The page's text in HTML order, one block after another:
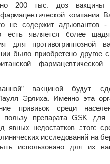
200 тыс. доз вакцины
компании
не содержит адъювантов -
есть является более
противогриппозной
было приобретено другое
фармацевтической
вакциной будут
Эрлиха. Именно эта
прививок среди
препарата GSK для
явных недостатков этого
исследований на
использовано для их